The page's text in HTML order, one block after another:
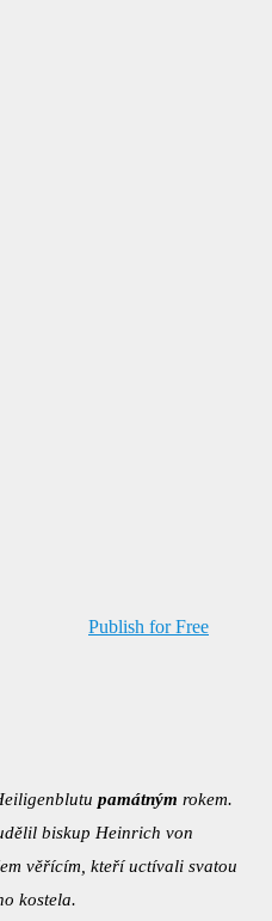
Publish for Free
památným rokem.
biskup Heinrich von
věřícím, kteří uctívali svatou
kostela.